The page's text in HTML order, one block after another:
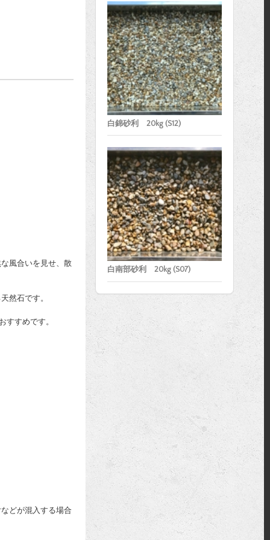
風合いを見せ、散
然石です。
すすめです。
どが混入する場合
白錦砂利 20kg (S12)
白南部砂利 20kg (S07)